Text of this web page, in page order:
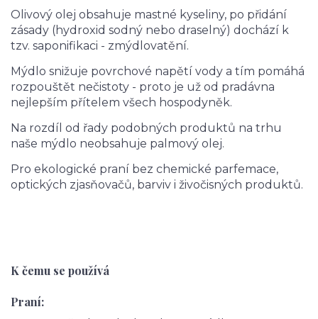
Olivový olej obsahuje mastné kyseliny, po přidání
zásady (hydroxid sodný nebo draselný) dochází k
tzv. saponifikaci - zmýdlovatění.
Mýdlo snižuje povrchové napětí vody a tím pomáhá
rozpouštět nečistoty - proto je už od pradávna
nejlepším přítelem všech hospodyněk.
Na rozdíl od řady podobných produktů na trhu
naše mýdlo neobsahuje palmový olej.
Pro ekologické praní bez chemické parfemace,
optických zjasňovačů, barviv i živočisných produktů.
K čemu se používá
Praní: